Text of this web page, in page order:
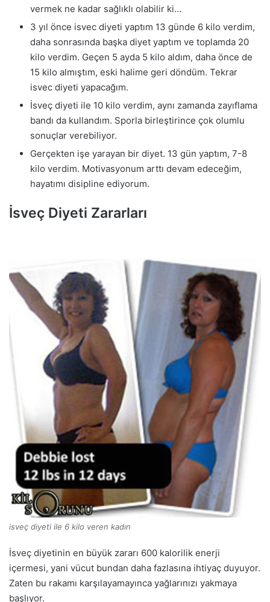
vermek ne kadar sağlıklı olabilir ki…
3 yıl önce isvec diyeti yaptım 13 günde 6 kilo verdim,
daha sonrasında başka diyet yaptım ve toplamda 20
kilo verdim. Geçen 5 ayda 5 kilo aldım, daha önce de
15 kilo almıştım, eski halime geri döndüm. Tekrar
isvec diyeti yapacağım.
İsveç diyeti ile 10 kilo verdim, aynı zamanda zayıflama
bandı da kullandım. Sporla birleştirince çok olumlu
sonuçlar verebiliyor.
Gerçekten işe yarayan bir diyet. 13 gün yaptım, 7-8
kilo verdim. Motivasyonum arttı devam edeceğim,
hayatımı disipline ediyorum.
İsveç Diyeti Zararları
isveç diyeti ile 6 kilo veren kadın
İsveç diyetinin en büyük zararı 600 kalorilik enerji
içermesi, yani vücut bundan daha fazlasına ihtiyaç duyuyor.
Zaten bu rakamı karşılayamayınca yağlarınızı yakmaya
başlıyor.